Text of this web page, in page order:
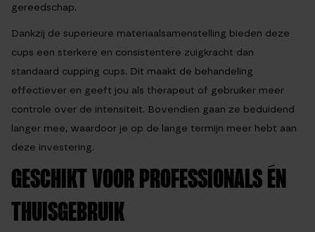
gereedschap.
Dankzij de superieure materiaalsamenstelling bieden deze
cups een sterkere en consistentere zuigkracht dan
standaard cupping cups. Dit maakt de behandeling
effectiever en geeft jou als therapeut of gebruiker meer
controle over de intensiteit. Bovendien gaan ze beduidend
langer mee, waardoor je op de lange termijn meer hebt aan
deze investering.
GESCHIKT VOOR PROFESSIONALS ÉN
THUISGEBRUIK